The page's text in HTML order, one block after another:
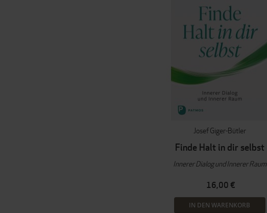
Josef Giger-Bütler
Finde Halt in dir selbst
Innerer Dialog und Innerer Raum
16,00 €
IN DEN WARENKORB